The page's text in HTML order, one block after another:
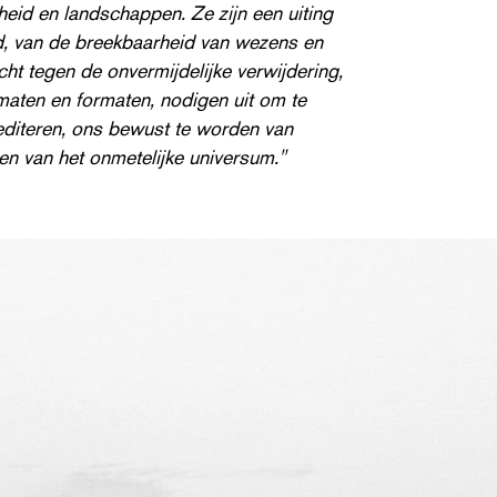
en land­schap­pen. Ze zijn een uiting
van de breek­baarheid van wezens en
tegen de onver­mi­jdelijke ver­wi­jder­ing,
en formaten, nodigen uit om te
ons bewust te worden van
van het onmetelijke universum."